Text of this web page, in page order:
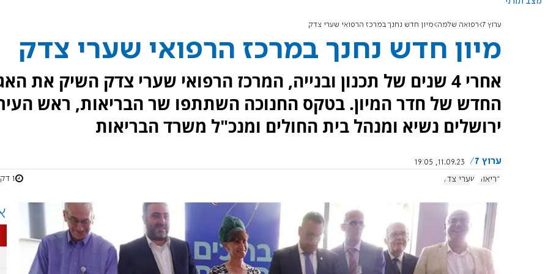
ערוץ 7 רפואה שלמה מיון חדש נחנך במרכז הרפואי שערי צדק
מיון חדש נחנך במרכז הרפואי שערי צדק
אחרי 4 שנים של תכנון ובנייה, המרכז הרפואי שערי צדק השיק את
החדש של חדר המיון. בטקס החנוכה השתתפו שר הבריאות, ראש
ירושלים נשיא ומנהל בית החולים ומנכ"ל משרד הבריאות
ערוץ 7
11.09.23, 19:05
בריאות
שערי צדק 1 דקות